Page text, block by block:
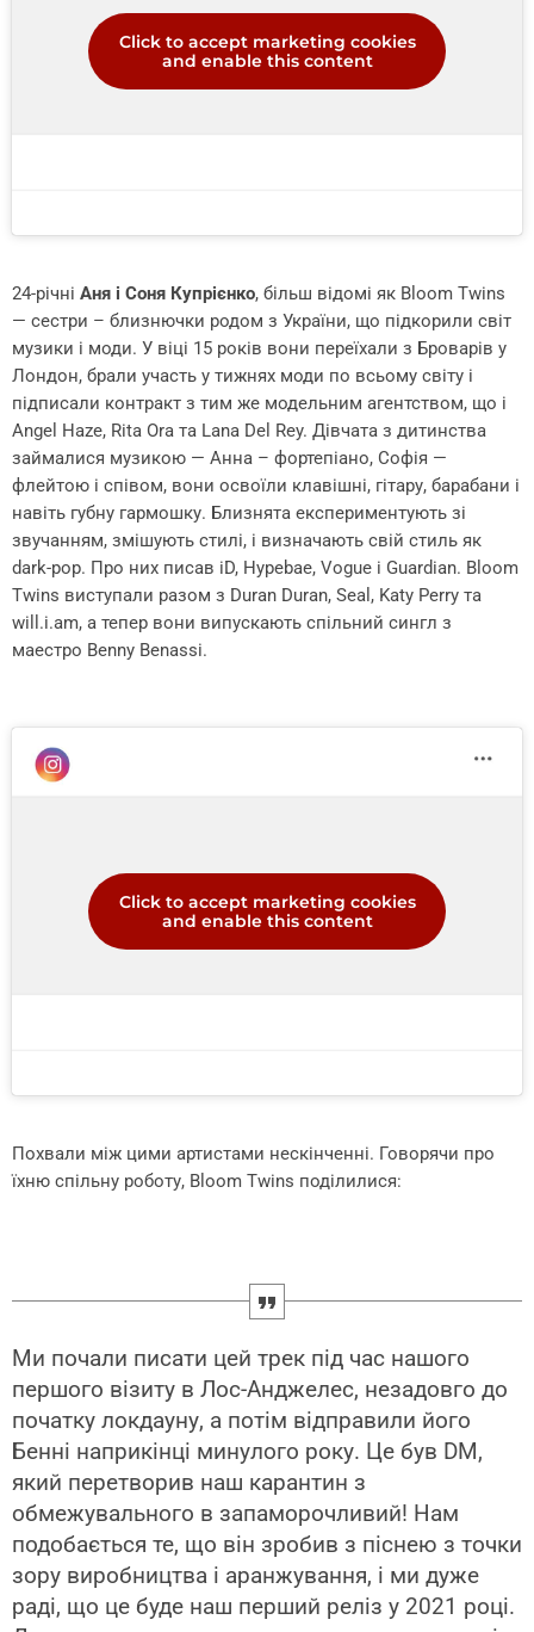
Click to accept marketing cookies
and enable this content
24-річні Аня і Соня Купрієнко, більш відомі як Bloom Twins
— сестри – близнючки родом з України, що підкорили світ
музики і моди. У віці 15 років вони переїхали з Броварів у
Лондон, брали участь у тижнях моди по всьому світу і
підписали контракт з тим же модельним агентством, що і
Angel Haze, Rita Ora та Lana Del Rey. Дівчата з дитинства
займалися музикою — Анна – фортепіано, Софія —
флейтою і співом, вони освоїли клавішні, гітару, барабани і
навіть губну гармошку. Близнята експериментують зі
звучанням, змішують стилі, і визначають свій стиль як
dark-pop. Про них писав iD, Hypebae, Vogue і Guardian. Bloom
Twins виступали разом з Duran Duran, Seal, Katy Perry та
will.i.am, а тепер вони випускають спільний сингл з
маестро Benny Benassi.
Click to accept marketing cookies
and enable this content
Похвали між цими артистами нескінченні. Говорячи про
їхню спільну роботу, Bloom Twins поділилися:
Ми почали писати цей трек під час нашого
першого візиту в Лос-Анджелес, незадовго до
початку локдауну, а потім відправили його
Бенні наприкінці минулого року. Це був DM,
який перетворив наш карантин з
обмежувального в запаморочливий! Нам
подобається те, що він зробив з піснею з точки
зору виробництва і аранжування, і ми дуже
раді, що це буде наш перший реліз у 2021 році.